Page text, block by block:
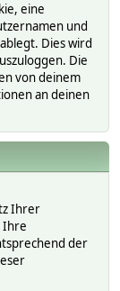
eine
und
Dies wird
Die
von deinem
an deinen
Ihrer
Ihre
der